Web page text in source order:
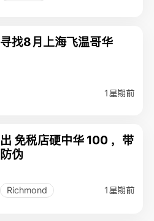
寻找8月上海飞温哥华
1星期前
出 免税店硬中华 100 ，带
防伪
Richmond 1星期前